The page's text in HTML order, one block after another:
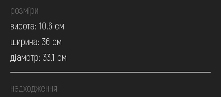
розміри
висота: 10.6 см
ширина: 36 см
діаметр: 33.1 см
надходження